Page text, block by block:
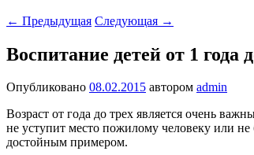
← Предыдущая Следующая →
Воспитание детей от 1 года
Опубликовано 08.02.2015 автором admin
Возраст от года до трех является очень
не уступит место пожилому человеку или
достойным примером.